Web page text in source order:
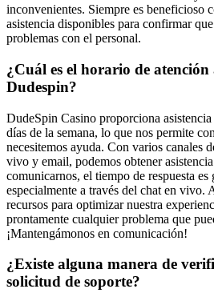
inconvenientes. Siempre es beneficioso
asistencia disponibles para confirmar
problemas con el personal.
¿Cuál es el horario de atención
Dudespin?
DudeSpin Casino proporciona
días de la semana, lo que nos permite
necesitemos ayuda. Con varios canales
vivo y email, podemos obtener
comunicarnos, el tiempo de respuesta es
especialmente a través del chat en vivo.
recursos para optimizar nuestra
prontamente cualquier problema que
¡Mantengámonos en comunicación!
¿Existe alguna manera de
solicitud de soporte?